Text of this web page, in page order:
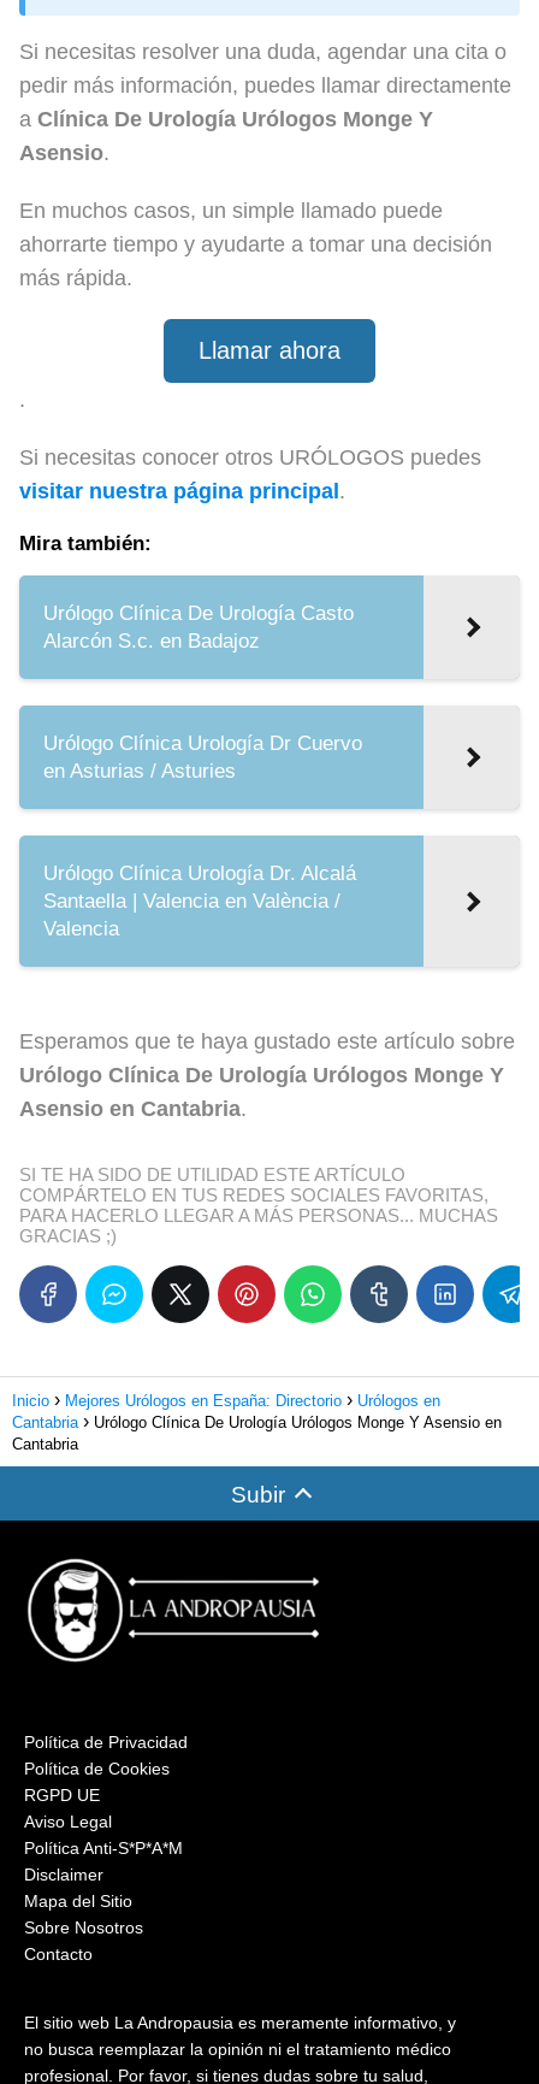
Si necesitas resolver una duda, agendar una cita o
pedir más información, puedes llamar directamente
a Clínica De Urología Urólogos Monge Y
Asensio.
En muchos casos, un simple llamado puede
ahorrarte tiempo y ayudarte a tomar una decisión
más rápida.
Llamar ahora
.
Si necesitas conocer otros URÓLOGOS puedes
visitar nuestra página principal .
Mira también:
Urólogo Clínica De Urología Casto
Alarcón S.c. en Badajoz
Urólogo Clínica Urología Dr Cuervo
en Asturias / Asturies
Urólogo Clínica Urología Dr. Alcalá
Santaella | Valencia en València /
Valencia
Esperamos que te haya gustado este artículo sobre
Urólogo Clínica De Urología Urólogos Monge Y
Asensio en Cantabria.
SI TE HA SIDO DE UTILIDAD ESTE ARTÍCULO
COMPÁRTELO EN TUS REDES SOCIALES FAVORITAS,
PARA HACERLO LLEGAR A MÁS PERSONAS... MUCHAS
GRACIAS ;)
Inicio Mejores Urólogos en España: Directorio
Urólogos en
Cantabria
Urólogo Clínica De Urología Urólogos Monge Y Asensio en
Cantabria
Subir
Política de Privacidad
Política de Cookies
RGPD UE
Aviso Legal
Política Anti-S*P*A*M
Disclaimer
Mapa del Sitio
Sobre Nosotros
Contacto
El sitio web La Andropausia es meramente informativo, y
no busca reemplazar la opinión ni el tratamiento médico
profesional. Por favor, si tienes dudas sobre tu salud,